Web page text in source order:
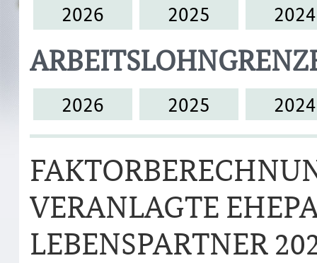
2026 2025 2024
2026 2025 2024
VERANLAGTE
LEBENSPARTNER